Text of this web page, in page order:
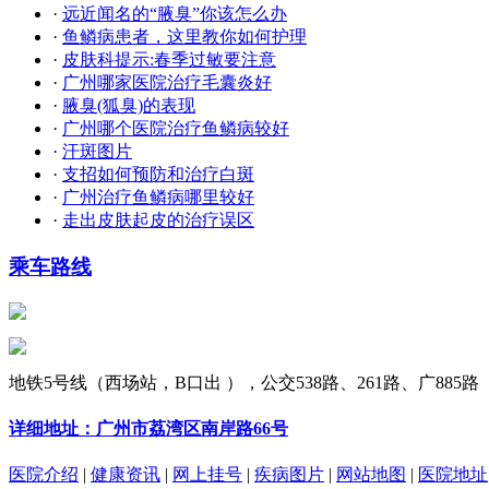
· 远近闻名的“腋臭”你该怎么办
· 鱼鳞病患者，这里教你如何护理
· 皮肤科提示:春季过敏要注意
· 广州哪家医院治疗毛囊炎好
· 腋臭(狐臭)的表现
· 广州哪个医院治疗鱼鳞病较好
· 汗斑图片
· 支招如何预防和治疗白斑
· 广州治疗鱼鳞病哪里较好
· 走出皮肤起皮的治疗误区
乘车路线
地铁5号线（西场站，B口出 ），公交538路、261路、广885路
详细地址：广州市荔湾区南岸路66号
医院介绍 | 健康资讯 | 网上挂号 | 疾病图片 | 网站地图 | 医院地址